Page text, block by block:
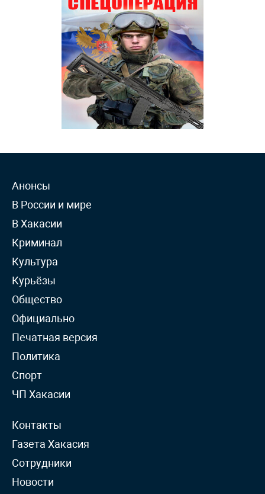
Анонсы
В России и мире
В Хакасии
Криминал
Культура
Курьёзы
Общество
Официально
Печатная версия
Политика
Спорт
ЧП Хакасии
Контакты
Газета Хакасия
Сотрудники
Новости